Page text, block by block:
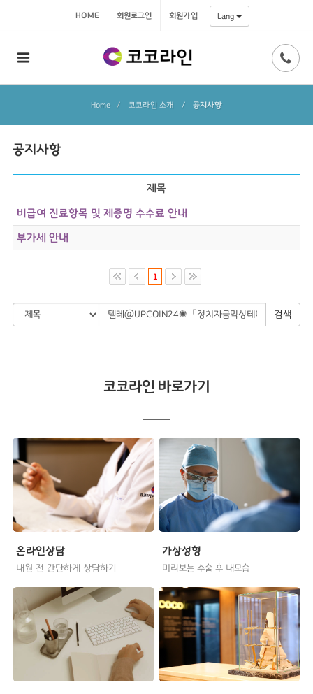
HOME 회원로그인 회원가입 Lang
Home 코코라인 소개 / 공지사항
공지사항
제목
비급여 진료항목 및 제증명 수수료 안내
부가세 안내
1
검색
코코라인 바로가기
온라인상담
내원 전 간단하게 상담하기
가상성형
미리보는 수술 후 내모습